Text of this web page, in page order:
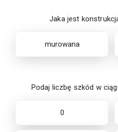
Jaka jest
murowana
Podaj liczbę szkód w
0